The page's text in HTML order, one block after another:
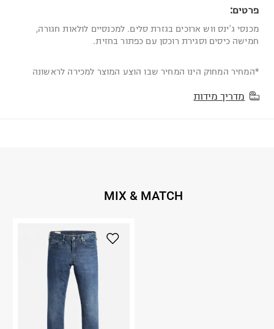
פרטים:
מכנסי ג'ינס ווש ארוכים בגזרת סלים. למכנסיים לולאות חגורה,
חמישה כיסים וסגירת רוכסן עם כפתור בחזית.
*המחיר המחוק הינו המחיר שבו הוצע המוצר למכירה לראשונה
מדריך מידות
MIX & MATCH